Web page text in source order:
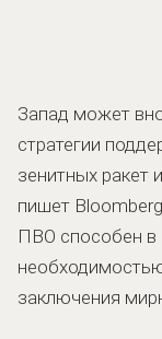
Запад может
стратегии
зенитных ракет
пишет
ПВО способен в
заключения